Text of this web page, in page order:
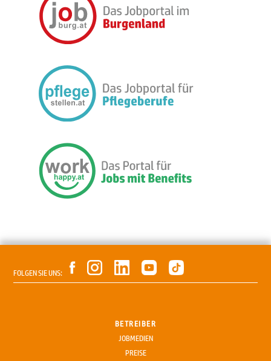
FOLGEN SIE UNS:
BETREIBER
JOBMEDIEN
PREISE